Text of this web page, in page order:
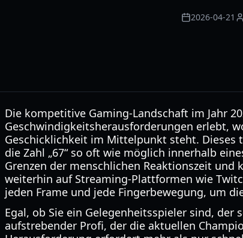
2026-04-21
Die kompetitive Gaming-Landschaft im Jahr
Geschwindigkeitsherausforderungen erlebt,
Geschicklichkeit im Mittelpunkt steht. Dieses
die Zahl „67“ so oft wie möglich innerhalb
Grenzen der menschlichen Reaktionszeit
weiterhin auf Streaming-Plattformen wie
jeden Frame und jede Fingerbewegung, um
Egal, ob Sie ein Gelegenheitsspieler sind,
aufstrebender Profi, der die aktuellen